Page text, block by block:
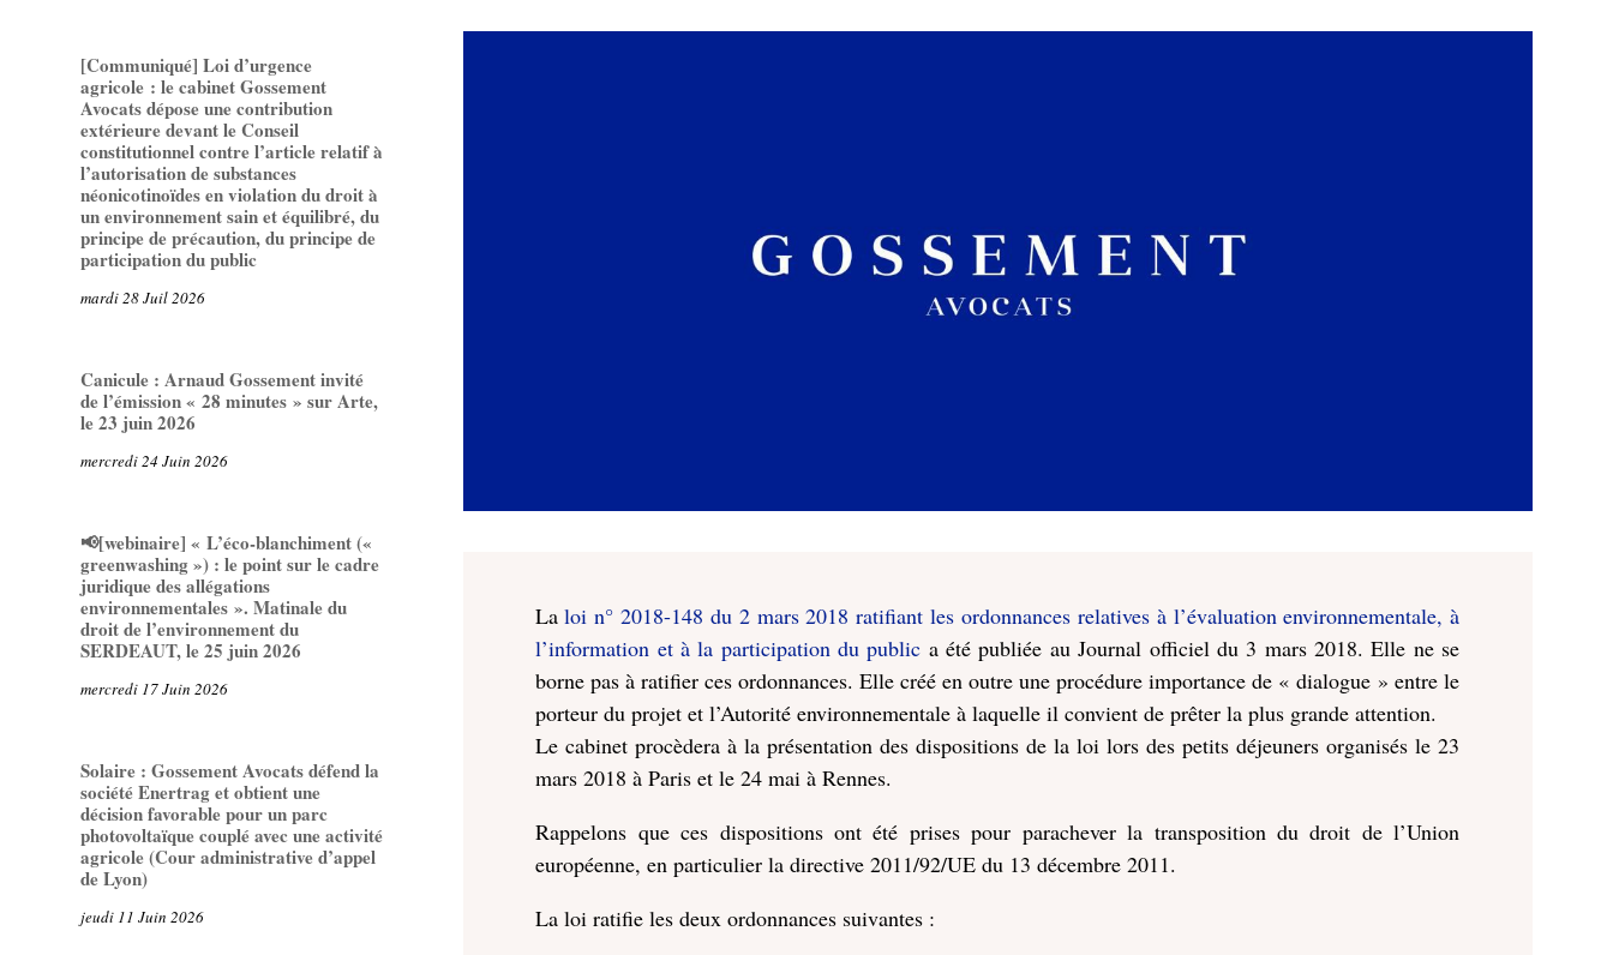
[Communiqué] Loi d’urgence
agricole : le cabinet Gossement
Avocats dépose une contribution
extérieure devant le Conseil
constitutionnel contre l’article relatif à
l’autorisation de substances
néonicotinoïdes en violation du droit à
un environnement sain et équilibré, du
principe de précaution, du principe de
participation du public
mardi 28 Juil 2026
Canicule : Arnaud Gossement invité
de l’émission « 28 minutes » sur Arte,
le 23 juin 2026
mercredi 24 Juin 2026
📢[webinaire] « L’éco-blanchiment («
greenwashing ») : le point sur le cadre
juridique des allégations
environnementales ». Matinale du
droit de l’environnement du
SERDEAUT, le 25 juin 2026
mercredi 17 Juin 2026
Solaire : Gossement Avocats défend la
société Enertrag et obtient une
décision favorable pour un parc
photovoltaïque couplé avec une activité
agricole (Cour administrative d’appel
de Lyon)
jeudi 11 Juin 2026
Laloi n° 2018-148 du 2 mars 2018 ratifiant les ordonnances relatives à l’évaluation environnementale, à
l’information et à la participation du public a été publiée au Journal officiel du 3 mars 2018. Elle ne se
borne pas à ratifier ces ordonnances. Elle créé en outre une procédure importance de « dialogue » entre le
porteur du projet et l’Autorité environnementale à laquelle il convient de prêter la plus grande attention.
Le cabinet procèdera à la présentation des dispositions de la loi lors des petits déjeuners organisés le 23
mars 2018 à Paris et le 24 mai à Rennes.
Rappelons que ces dispositions ont été prises pour parachever la transposition du droit de l’Union
européenne, en particulier la directive 2011/92/UE du 13 décembre 2011.
La loi ratifie les deux ordonnances suivantes :